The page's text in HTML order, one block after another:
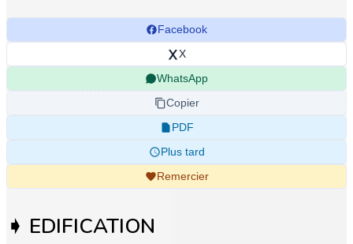
Facebook
X
WhatsApp
Copier
PDF
Plus tard
Remercier
➧ EDIFICATION